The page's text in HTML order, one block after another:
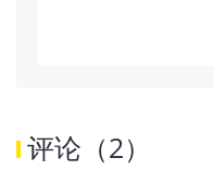
评论 （2）